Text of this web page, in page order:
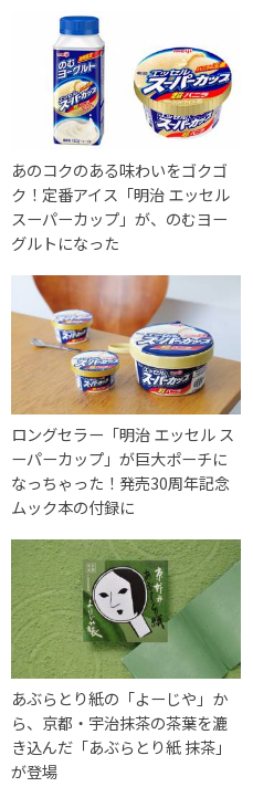
あのコクのある味わいをゴクゴ
ク！定番アイス「明治 エッセル
スーパーカップ」が、のむヨー
グルトになった
ロングセラー「明治 エッセル ス
ーパーカップ」が巨大ポーチに
なっちゃった！発売30周年記念
ムック本の付録に
あぶらとり紙の「よーじや」か
ら、京都・宇治抹茶の茶葉を漉
き込んだ「あぶらとり紙 抹茶」
が登場